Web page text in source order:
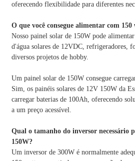
oferecendo flexibilidade para diferentes
O que você consegue alimentar com 150
Nosso painel solar de 150W pode
d'água solares de 12VDC, refrigeradores,
diversos projetos de hobby.
Um painel solar de 150W consegue
Sim, os painéis solares de 12V 150W da
carregar baterias de 100Ah, oferecendo
a um preço acessível.
Qual o tamanho do inversor necessário
150W?
Um inversor de 300W é normalmente